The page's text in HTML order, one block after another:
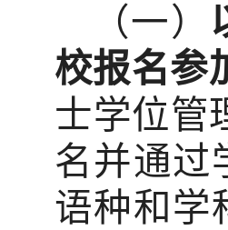
（一）
校报名参
士学位管
名并通过
语种和学